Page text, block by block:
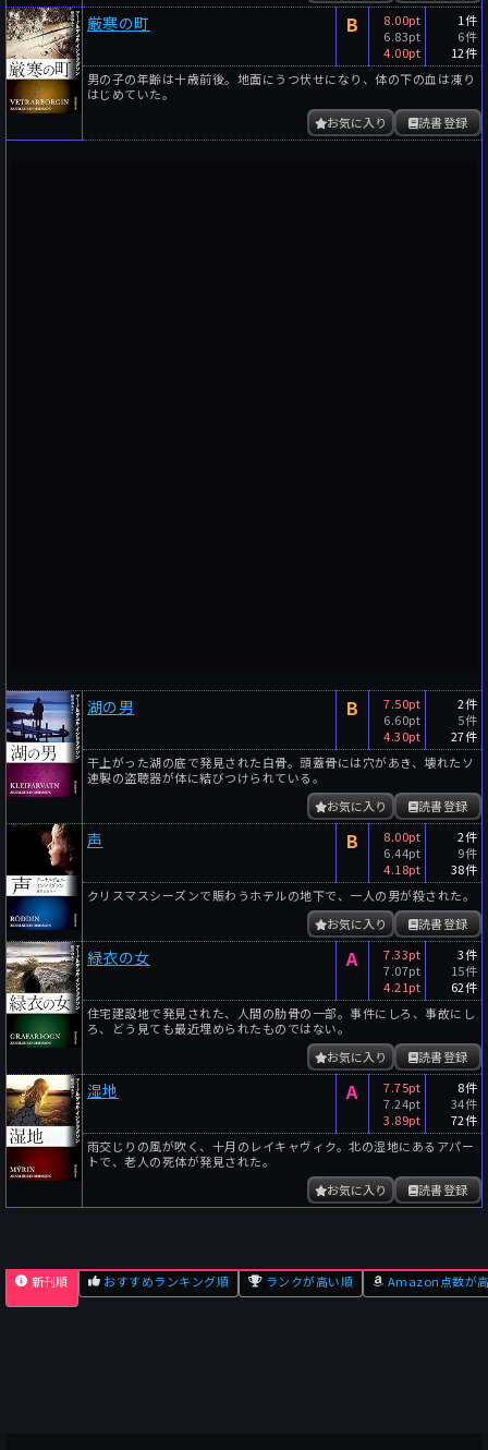
厳寒の町 B
8.00pt
6.83pt
4.00pt
1件
6件
12件
男の子の年齢は十歳前後。地面にうつ伏せになり、体の下の血は凍り
はじめていた。
読書登録
お気に入り
湖の男 B
7.50pt
6.60pt
4.30pt
2件
5件
27件
干上がった湖の底で発見された白骨。頭蓋骨には穴があき、壊れたソ
連製の盗聴器が体に結びつけられている。
読書登録
お気に入り
声 B
8.00pt
6.44pt
4.18pt
2件
9件
38件
クリスマスシーズンで賑わうホテルの地下で、一人の男が殺された。
読書登録
お気に入り
緑衣の女 A
7.33pt
7.07pt
4.21pt
3件
15件
62件
住宅建設地で発見された、人間の肋骨の一部。事件にしろ、事故にし
ろ、どう見ても最近埋められたものではない。
読書登録
お気に入り
湿地 A
7.75pt
7.24pt
3.89pt
8件
34件
72件
雨交じりの風が吹く、十月のレイキャヴィク。北の湿地にあるアパー
トで、老人の死体が発見された。
読書登録
お気に入り
新刊順 おすすめランキング順 ランクが高い順 Amazon点数が